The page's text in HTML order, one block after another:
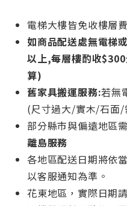
電梯大樓皆免收樓層費
如商品配送處無電梯
以上,每層樓酌收
算)
舊家具搬運服務:若無
(尺寸過大/實木/石面/
部分縣市與偏遠地區
離島服務
各地區配送日期將依
以客服通知為準。
花東地區，實際日期